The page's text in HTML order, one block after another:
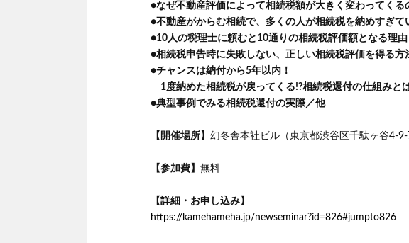
●なぜ不動産評価によって相続税額が大きく変わってくる
●不動産がからむ相続で、多くの人が相続税を納めすぎて
●10人の税理士に頼むと10通りの相続税評価額となる理由
●相続税申告時に失敗しない、正しい相続税評価を得る方
●チャンスは納付から5年以内！
1度納めた相続税が戻ってくる!?相続税還付の仕組みと
●典型事例でみる相続税還付の実際／他
【開催場所】 幻冬舎本社ビル（東京都渋谷区千駄ヶ谷4-9-
【参加費】 無料
【詳細・お申し込み】
https://kamehameha.jp/newseminar?id=826#jumpto826